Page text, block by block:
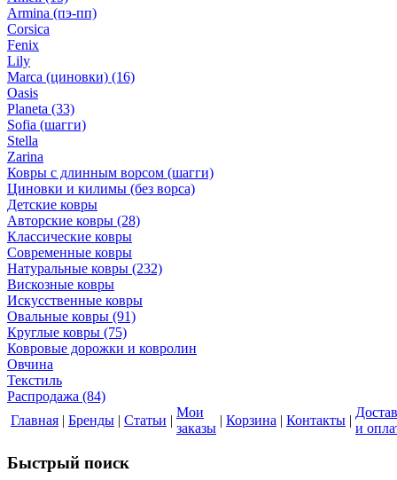
Armina (пэ-пп)
Corsica
Fenix
Lily
Marca (циновки) (16)
Oasis
Planeta (33)
Sofia (шагги)
Stella
Zarina
Ковры с длинным ворсом (шагги)
Циновки и килимы (без ворса)
Детские ковры
Авторские ковры (28)
Классические ковры
Современные ковры
Натуральные ковры (232)
Вискозные ковры
Искусственные ковры
Овальные ковры (91)
Круглые ковры (75)
Ковровые дорожки и ковролин
Овчина
Текстиль
Распродажа (84)
Главная | Бренды | Статьи |
Мои
заказы
| Корзина | Контакты |
и
Быстрый поиск